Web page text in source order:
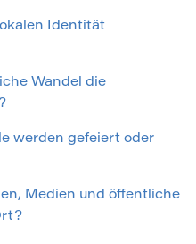
Identität
Wandel die
werden gefeiert oder
Medien und öffentliche